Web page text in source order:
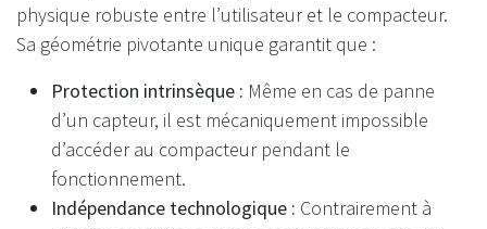
physique robuste entre l’utilisateur et le compacteur.
Sa géométrie pivotante unique garantit que :
Protection intrinsèque : Même en cas de panne
d’un capteur, il est mécaniquement impossible
d’accéder au compacteur pendant le
fonctionnement.
Indépendance technologique : Contrairement à